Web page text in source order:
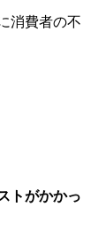
消費者の不
トがかかっ